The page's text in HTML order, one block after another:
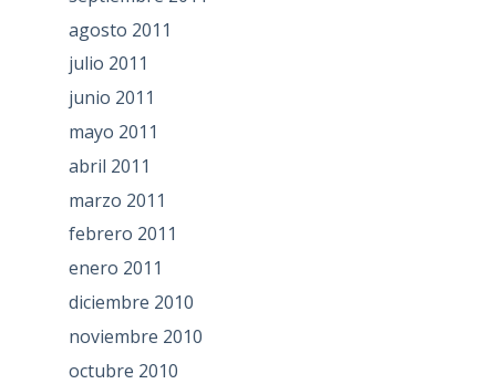
agosto 2011
julio 2011
junio 2011
mayo 2011
abril 2011
marzo 2011
febrero 2011
enero 2011
diciembre 2010
noviembre 2010
octubre 2010